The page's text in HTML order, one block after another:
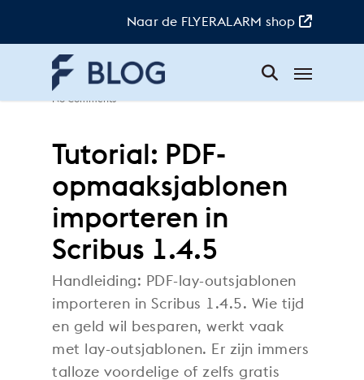
Naar de FLYERALARM shop
Doreen | 12. mei 2026
No Comments
Tutorial: PDF-
opmaaksjablonen
importeren in
Scribus 1.4.5
Handleiding: PDF-lay-outsjablonen
importeren in Scribus 1.4.5. Wie tijd
en geld wil besparen, werkt vaak
met lay-outsjablonen. Er zijn immers
talloze voordelige of zelfs gratis